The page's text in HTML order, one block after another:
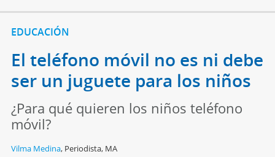
EDUCACIÓN
El teléfono móvil no es ni debe
ser un juguete para los niños
¿Para qué quieren los niños teléfono
móvil?
Vilma Medina, Periodista, MA